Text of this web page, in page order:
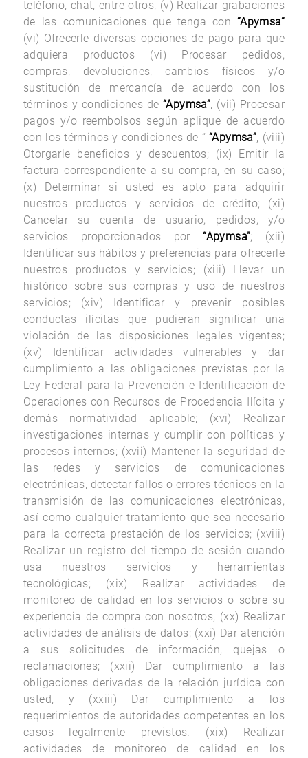
teléfono, chat, entre otros, (v) Realizar grabaciones
de las comunicaciones que tenga con “Apymsa”
(vi) Ofrecerle diversas opciones de pago para que
adquiera productos (vi) Procesar pedidos,
compras, devoluciones, cambios físicos y/o
sustitución de mercancía de acuerdo con los
términos y condiciones de“Apymsa”, (vii) Procesar
pagos y/o reembolsos según aplique de acuerdo
con los términos y condiciones de “ “Apymsa”, (viii)
Otorgarle beneficios y descuentos; (ix) Emitir la
factura correspondiente a su compra, en su caso;
(x) Determinar si usted es apto para adquirir
nuestros productos y servicios de crédito; (xi)
Cancelar su cuenta de usuario, pedidos, y/o
servicios proporcionados por“Apymsa”; (xii)
Identificar sus hábitos y preferencias para ofrecerle
nuestros productos y servicios; (xiii) Llevar un
histórico sobre sus compras y uso de nuestros
servicios; (xiv) Identificar y prevenir posibles
conductas ilícitas que pudieran significar una
violación de las disposiciones legales vigentes;
(xv) Identificar actividades vulnerables y dar
cumplimiento a las obligaciones previstas por la
Ley Federal para la Prevención e Identificación de
Operaciones con Recursos de Procedencia Ilícita y
demás normatividad aplicable; (xvi) Realizar
investigaciones internas y cumplir con políticas y
procesos internos; (xvii) Mantener la seguridad de
las redes y servicios de comunicaciones
electrónicas, detectar fallos o errores técnicos en la
transmisión de las comunicaciones electrónicas,
así como cualquier tratamiento que sea necesario
para la correcta prestación de los servicios; (xviii)
Realizar un registro del tiempo de sesión cuando
usa nuestros servicios y herramientas
tecnológicas; (xix) Realizar actividades de
monitoreo de calidad en los servicios o sobre su
experiencia de compra con nosotros; (xx) Realizar
actividades de análisis de datos; (xxi) Dar atención
a sus solicitudes de información, quejas o
reclamaciones; (xxii) Dar cumplimiento a las
obligaciones derivadas de la relación jurídica con
usted, y (xxiii) Dar cumplimiento a los
requerimientos de autoridades competentes en los
casos legalmente previstos. (xix) Realizar
actividades de monitoreo de calidad en los